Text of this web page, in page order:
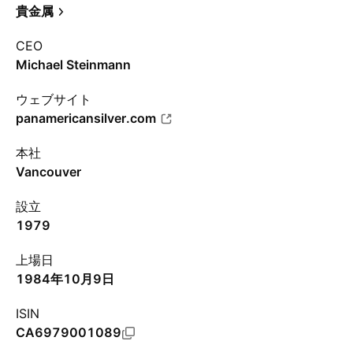
貴金属
CEO
Michael Steinmann
ウェブサイト
panamericansilver.com
本社
Vancouver
設立
1979
上場日
1984年10月9日
ISIN
CA6979001089